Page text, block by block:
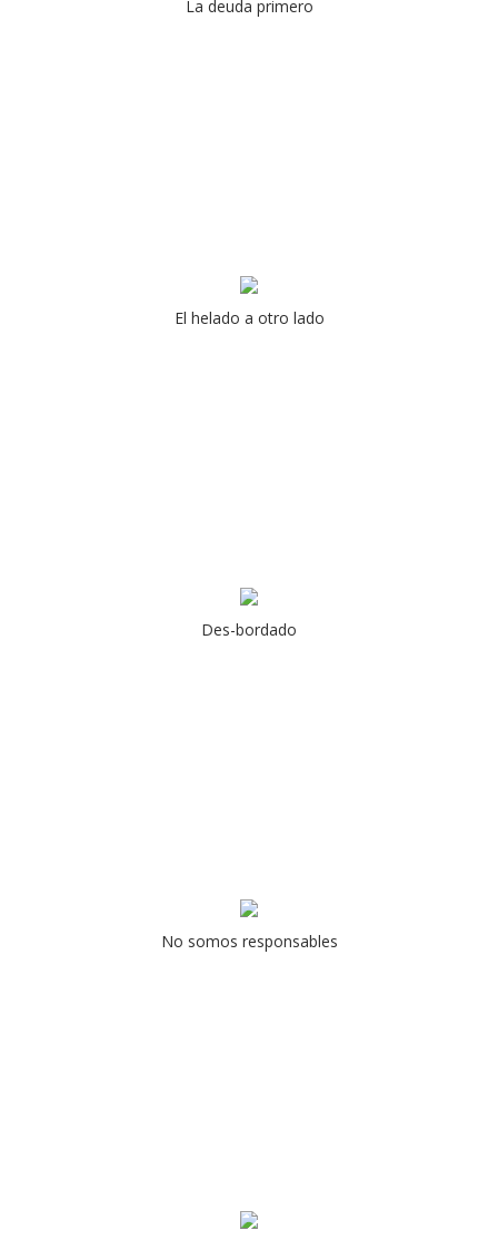
La deuda primero
El helado a otro lado
Des-bordado
No somos responsables